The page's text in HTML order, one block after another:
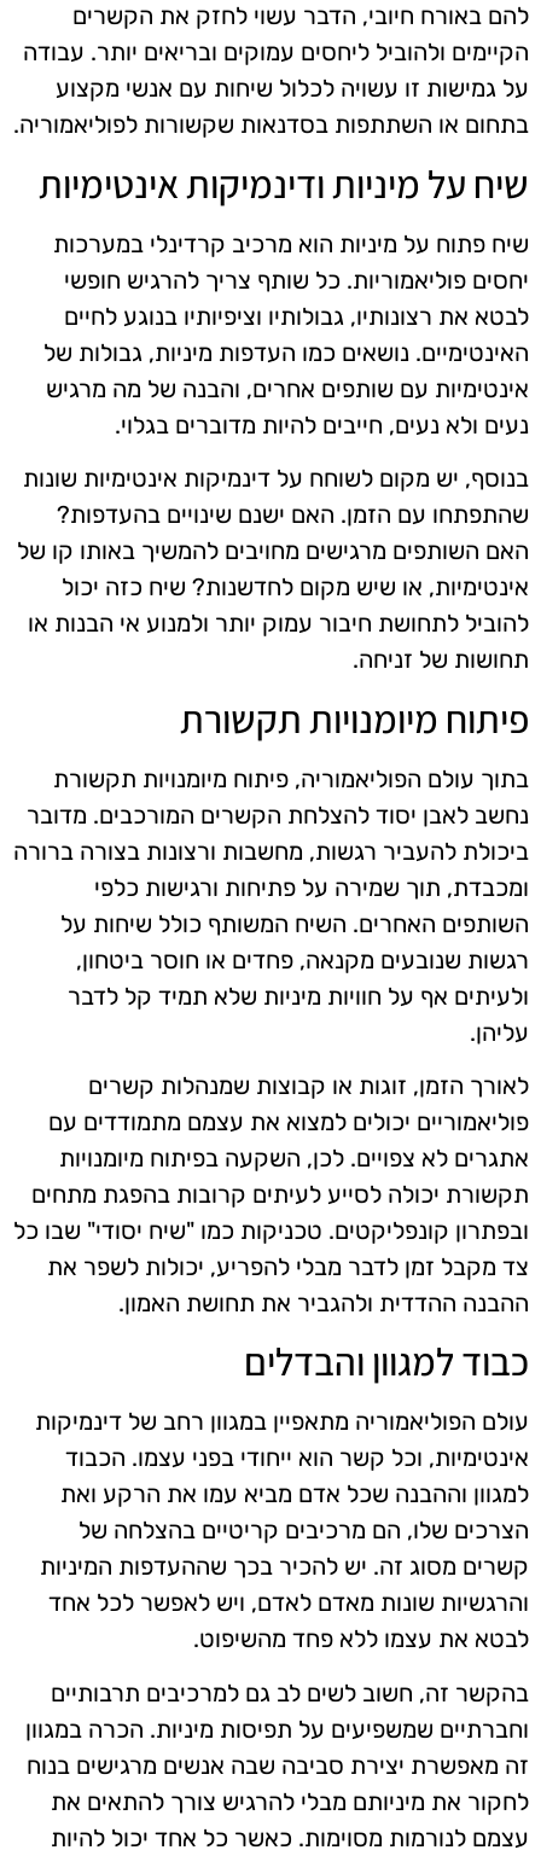
להם באורח חיובי, הדבר עשוי לחזק את הקשרים
הקיימים ולהוביל ליחסים עמוקים ובריאים יותר. עבודה
על גמישות זו עשויה לכלול שיחות עם אנשי מקצוע
בתחום או השתתפות בסדנאות שקשורות לפוליאמוריה.
שיח על מיניות ודינמיקות אינטימיות
שיח פתוח על מיניות הוא מרכיב קרדינלי במערכות
יחסים פוליאמוריות. כל שותף צריך להרגיש חופשי
לבטא את רצונותיו, גבולותיו וציפיותיו בנוגע לחיים
האינטימיים. נושאים כמו העדפות מיניות, גבולות של
אינטימיות עם שותפים אחרים, והבנה של מה מרגיש
נעים ולא נעים, חייבים להיות מדוברים בגלוי.
בנוסף, יש מקום לשוחח על דינמיקות אינטימיות שונות
שהתפתחו עם הזמן. האם ישנם שינויים בהעדפות?
האם השותפים מרגישים מחויבים להמשיך באותו קו של
אינטימיות, או שיש מקום לחדשנות? שיח כזה יכול
להוביל לתחושת חיבור עמוק יותר ולמנוע אי הבנות או
תחושות של זניחה.
פיתוח מיומנויות תקשורת
בתוך עולם הפוליאמוריה, פיתוח מיומנויות תקשורת
נחשב לאבן יסוד להצלחת הקשרים המורכבים. מדובר
ביכולת להעביר רגשות, מחשבות ורצונות בצורה ברורה
ומכבדת, תוך שמירה על פתיחות ורגישות כלפי
השותפים האחרים. השיח המשותף כולל שיחות על
רגשות שנובעים מקנאה, פחדים או חוסר ביטחון,
ולעיתים אף על חוויות מיניות שלא תמיד קל לדבר
עליהן.
לאורך הזמן, זוגות או קבוצות שמנהלות קשרים
פוליאמוריים יכולים למצוא את עצמם מתמודדים עם
אתגרים לא צפויים. לכן, השקעה בפיתוח מיומנויות
תקשורת יכולה לסייע לעיתים קרובות בהפגת מתחים
ובפתרון קונפליקטים. טכניקות כמו "שיח יסודי" שבו כל
צד מקבל זמן לדבר מבלי להפריע, יכולות לשפר את
ההבנה ההדדית ולהגביר את תחושת האמון.
כבוד למגוון והבדלים
עולם הפוליאמוריה מתאפיין במגוון רחב של דינמיקות
אינטימיות, וכל קשר הוא ייחודי בפני עצמו. הכבוד
למגוון וההבנה שכל אדם מביא עמו את הרקע ואת
הצרכים שלו, הם מרכיבים קריטיים בהצלחה של
קשרים מסוג זה. יש להכיר בכך שההעדפות המיניות
והרגשיות שונות מאדם לאדם, ויש לאפשר לכל אחד
לבטא את עצמו ללא פחד מהשיפוט.
בהקשר זה, חשוב לשים לב גם למרכיבים תרבותיים
וחברתיים שמשפיעים על תפיסות מיניות. הכרה במגוון
זה מאפשרת יצירת סביבה שבה אנשים מרגישים בנוח
לחקור את מיניותם מבלי להרגיש צורך להתאים את
עצמם לנורמות מסוימות. כאשר כל אחד יכול להיות